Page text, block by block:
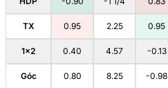
TX 0.95 2.25 0.95
1×2 0.40 4.57 -0.13
Góc 0.80 8.25 -0.98